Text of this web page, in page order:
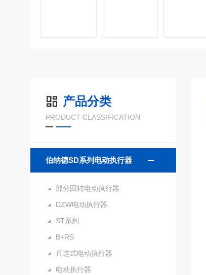
产品分类
PRODUCT CLASSIFICATION
伯纳德SD系列电动执行器
部分回转电动执行器
DZW电动执行器
ST系列
B+RS
直连式电动执行器
电动执行器